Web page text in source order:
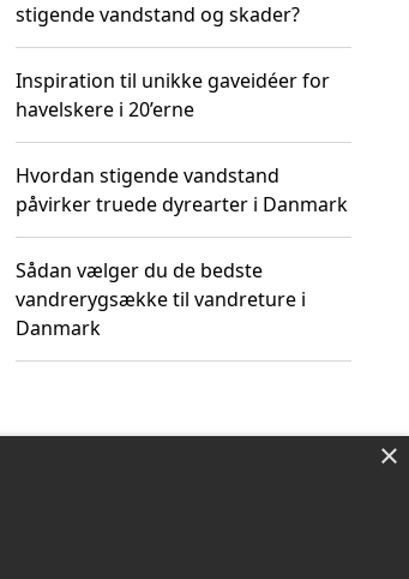
stigende vandstand og skader?
Inspiration til unikke gaveidéer for
havelskere i 20’erne
Hvordan stigende vandstand
påvirker truede dyrearter i Danmark
Sådan vælger du de bedste
vandrerygsække til vandreture i
Danmark
×